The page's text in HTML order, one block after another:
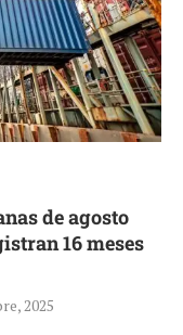
de agosto
16 meses
2025